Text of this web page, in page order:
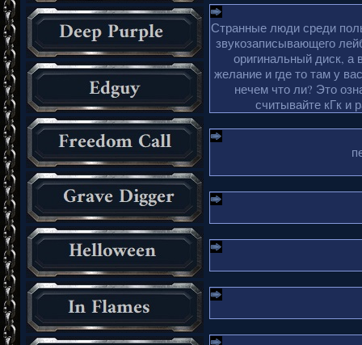
Странные люди среди
звукозаписывающего
оригинальный диск, а
желание и где то там у
нечем что ли? Это
считывайте кГк и